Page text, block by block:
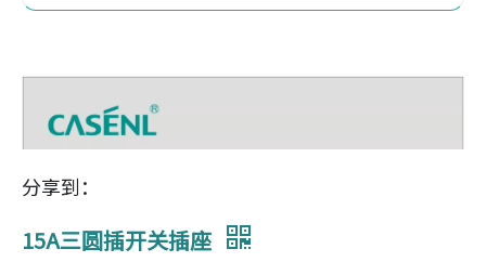
分享到：
15A三圆插开关插座